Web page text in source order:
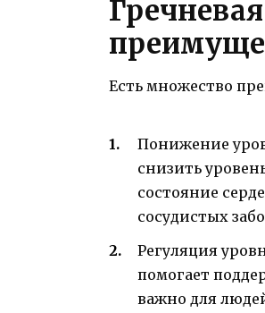
Есть множество
Понижение
снизить
состояние
сосудистых
Регуляция
помогает
важно для